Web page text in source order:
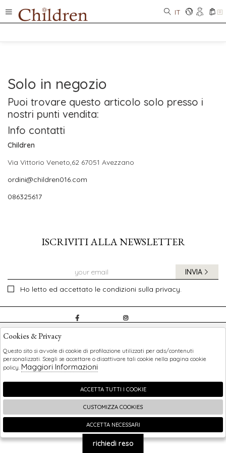
IT 0
Solo in negozio
Puoi trovare questo articolo solo presso i
nostri punti vendita:
Info contatti
Children
Via Vittorio Veneto,62 67051 Avezzano
ordini@children016.com
086325617
ISCRIVITI ALLA NEWSLETTER
Ho letto ed accettato le condizioni sulla privacy.
INVIA
SHOPPING
EXTRA
🍪
richiedi reso
Cookies & Privacy
Questo sito si avvale di cookie di profilazione utilizzati per ads/contenuti
personalizzati. Scegli se accettare o disattivare tali cookie nella pagina cookie
policy. Maggiori Informazioni
ACCETTA TUTTI I COOKIE
CUSTOMIZZA COOKIES
ACCETTA NECESSARI